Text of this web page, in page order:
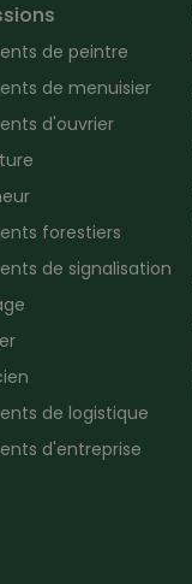
de peintre
de menuisier
d'ouvrier
forestiers
de signalisation
de logistique
d'entreprise